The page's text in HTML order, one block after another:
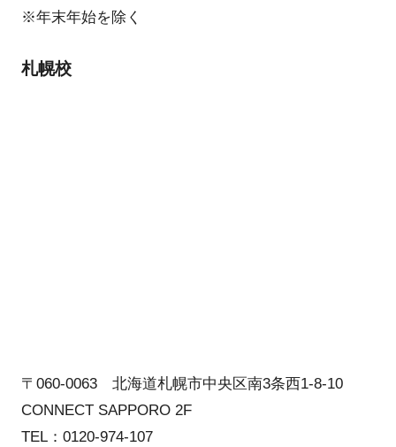
※年末年始を除く
札幌校
〒060-0063 北海道札幌市中央区南3条西1-8-10
CONNECT SAPPORO 2F
TEL：0120-974-107